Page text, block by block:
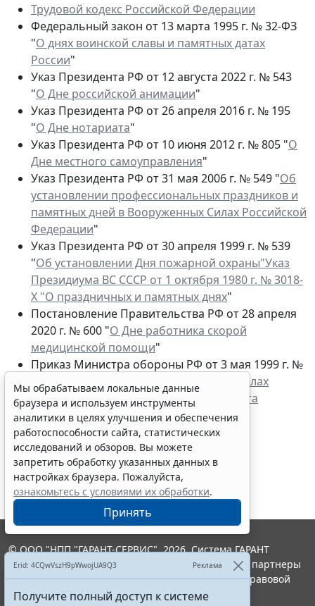
Трудовой кодекс Российской Федерации
Федеральный закон от 13 марта 1995 г. № 32-ФЗ
"О днях воинской славы и памятных датах
России"
Указ Президента РФ от 12 августа 2022 г. № 543
"О Дне российской анимации"
Указ Президента РФ от 26 апреля 2016 г. № 195
"О Дне нотариата"
Указ Президента РФ от 10 июня 2012 г. № 805 "О
Дне местного самоуправления"
Указ Президента РФ от 31 мая 2006 г. № 549 "Об
установлении профессиональных праздников и
памятных дней в Вооруженных Силах Российской
Федерации"
Указ Президента РФ от 30 апреля 1999 г. № 539
"Об установлении Дня пожарной охраны"Указ
Президиума ВС СССР от 1 октября 1980 г. № 3018-
Х "О праздничных и памятных днях"
Постановление Правительства РФ от 28 апреля
2020 г. № 600 "О Дне работника скорой
медицинской помощи"
Приказ Министра обороны РФ от 3 мая 1999 г. №
183 " Об учреждении в Вооруженных Силах
Российской Федерации Дня специалиста
радиоэлектронной борьбы"
Мы обрабатываем локальные данные
браузера и используем инструменты
аналитики в целях улучшения и обеспечения
работоспособности сайта, статистических
исследований и обзоров. Вы можете
запретить обработку указанных данных в
настройках браузера. Пожалуйста,
ознакомьтесь с условиями их обработки.
Принять
Erid: 4CQwVszH9pWwojUA9Q3 Реклама
Получите полный доступ к системе
© ООО "НПП "ГАРАНТ-СЕРВИС", 2026. Система ГАРАНТ
выпускается с 1990 года. Компания "Гарант" и ее партнеры
являются участниками Российской ассоциации правовой
информации ГАРАНТ.